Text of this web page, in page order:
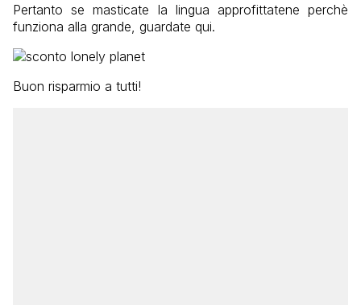
Pertanto se masticate la lingua approfittatene perchè
funziona alla grande, guardate qui.
Buon risparmio a tutti!